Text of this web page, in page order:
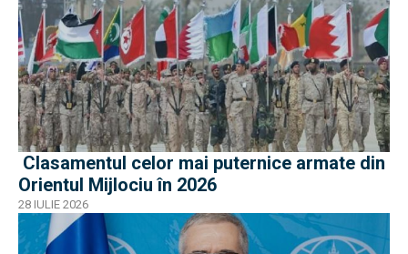
Clasamentul celor mai puternice armate din
Orientul Mijlociu în 2026
28 IULIE 2026